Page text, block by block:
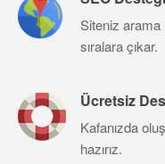
Siteniz arama
sıralara çıkar.
Ücretsiz
Kafanızda
hazırız.